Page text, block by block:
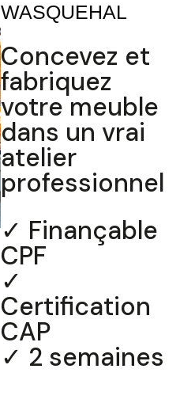
WASQUEHAL
Concevez et
fabriquez
votre meuble
dans un vrai
atelier
professionnel
✓ Finançable
CPF
✓
Certification
CAP
✓ 2 semaines